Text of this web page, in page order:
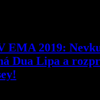
EMA 2019:
Dua Lipa a